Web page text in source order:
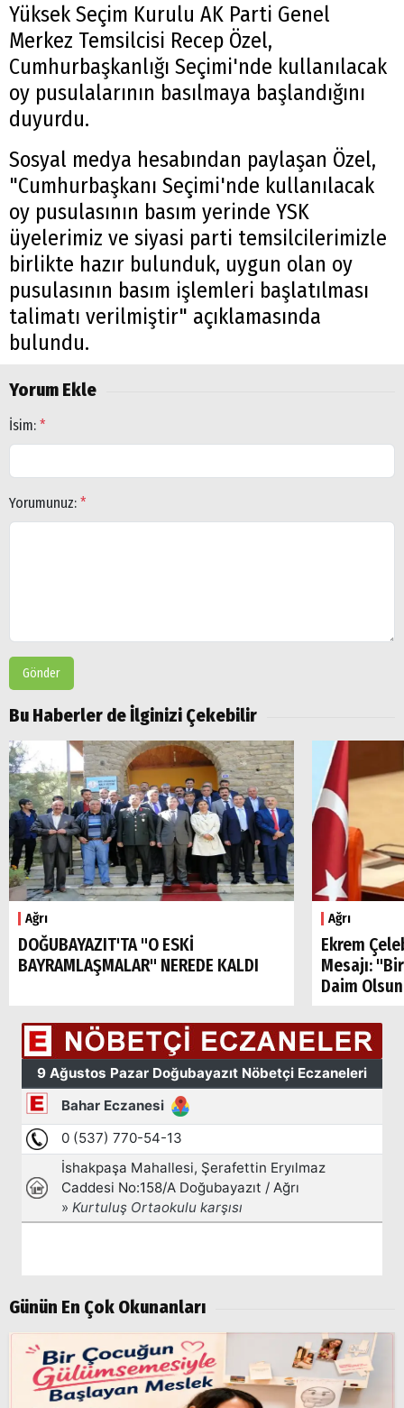
Yüksek Seçim Kurulu AK Parti Genel
Merkez Temsilcisi Recep Özel,
Cumhurbaşkanlığı Seçimi'nde kullanılacak
oy pusulalarının basılmaya başlandığını
duyurdu.
Sosyal medya hesabından paylaşan Özel,
"Cumhurbaşkanı Seçimi'nde kullanılacak
oy pusulasının basım yerinde YSK
üyelerimiz ve siyasi parti temsilcilerimizle
birlikte hazır bulunduk, uygun olan oy
pusulasının basım işlemleri başlatılması
talimatı verilmiştir" açıklamasında
bulundu.
Yorum Ekle
İsim: *
Yorumunuz: *
Gönder
Bu Haberler de İlginizi Çekebilir
Ağrı
DOĞUBAYAZIT'TA "O ESKİ
BAYRAMLAŞMALAR" NEREDE KALDI
Ağrı
Ekrem
Mesajı:
Daim
Günün En Çok Okunanları
Popüler
Ağrı
Doğubayazıt